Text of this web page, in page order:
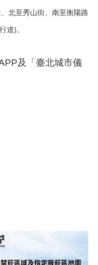
北至秀山街、南至衡陽路
道)。
及「臺北城市儀